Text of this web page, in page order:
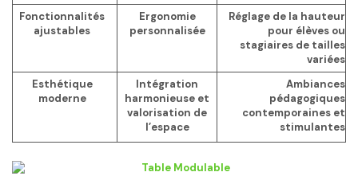
Fonctionnalités
ajustables
Ergonomie
personnalisée
Réglage de la hauteur
pour élèves ou
stagiaires de tailles
variées
Esthétique
moderne
Intégration
harmonieuse et
valorisation de
l’espace
Ambiances
pédagogiques
contemporaines et
stimulantes